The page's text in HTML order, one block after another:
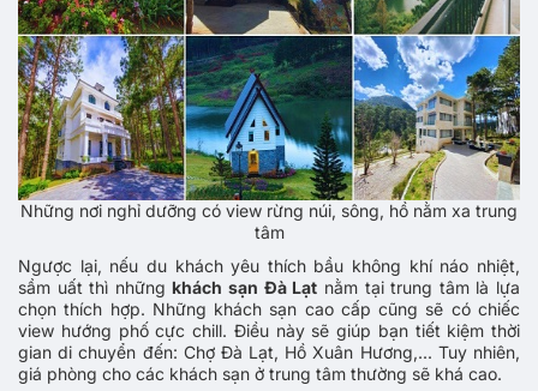
Những nơi nghỉ dưỡng có view rừng núi, sông, hồ nằm xa trung
tâm
Ngược lại, nếu du khách yêu thích bầu không khí náo nhiệt,
sầm uất thì nhữngkhách sạn Đà Lạt nằm tại trung tâm là lựa
chọn thích hợp. Những khách sạn cao cấp cũng sẽ có chiếc
view hướng phố cực chill. Điều này sẽ giúp bạn tiết kiệm thời
gian di chuyển đến: Chợ Đà Lạt, Hồ Xuân Hương,... Tuy nhiên,
giá phòng cho các khách sạn ở trung tâm thường sẽ khá cao.